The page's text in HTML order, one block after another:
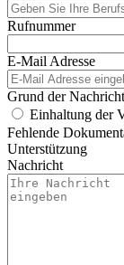
Rufnummer
E-Mail Adresse
Grund der Nachricht
Einhaltung der
Fehlende
Unterstützung
Nachricht